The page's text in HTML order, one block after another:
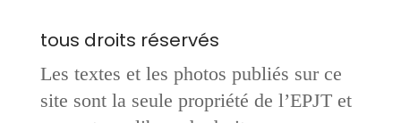
tous droits réservés
Les textes et les photos publiés sur ce
site sont la seule propriété de l’EPJT et